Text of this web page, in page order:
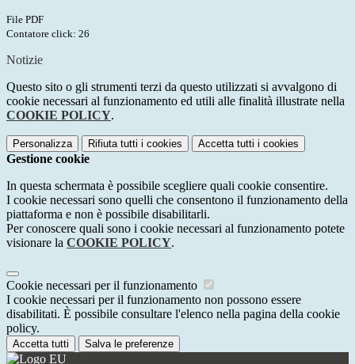
File PDF
Contatore click: 26
Notizie
Questo sito o gli strumenti terzi da questo utilizzati si avvalgono di
cookie necessari al funzionamento ed utili alle finalità illustrate nella
COOKIE POLICY.
Personalizza Rifiuta tutti i cookies Accetta tutti i cookies
Gestione cookie
In questa schermata è possibile scegliere quali cookie consentire.
I cookie necessari sono quelli che consentono il funzionamento della
piattaforma e non è possibile disabilitarli.
Per conoscere quali sono i cookie necessari al funzionamento potete
visionare la COOKIE POLICY.
Cookie necessari per il funzionamento
I cookie necessari per il funzionamento non possono essere
disabilitati. È possibile consultare l'elenco nella pagina della cookie
policy.
Accetta tutti Salva le preferenze